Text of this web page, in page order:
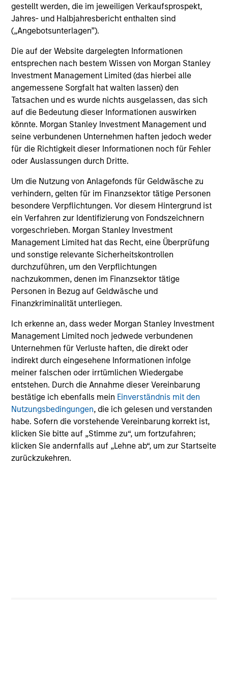
gestellt werden, die im jeweiligen Verkaufsprospekt,
Jahres- und Halbjahresbericht enthalten sind
(„Angebotsunterlagen”).
Die auf der Website dargelegten Informationen
entsprechen nach bestem Wissen von Morgan Stanley
Investment Management Limited (das hierbei alle
angemessene Sorgfalt hat walten lassen) den
Tatsachen und es wurde nichts ausgelassen, das sich
auf die Bedeutung dieser Informationen auswirken
könnte. Morgan Stanley Investment Management und
seine verbundenen Unternehmen haften jedoch weder
für die Richtigkeit dieser Informationen noch für Fehler
oder Auslassungen durch Dritte.
Um die Nutzung von Anlagefonds für Geldwäsche zu
verhindern, gelten für im Finanzsektor tätige Personen
besondere Verpflichtungen. Vor diesem Hintergrund ist
ein Verfahren zur Identifizierung von Fondszeichnern
vorgeschrieben. Morgan Stanley Investment
Management Limited hat das Recht, eine Überprüfung
und sonstige relevante Sicherheitskontrollen
durchzuführen, um den Verpflichtungen
nachzukommen, denen im Finanzsektor tätige
Personen in Bezug auf Geldwäsche und
Finanzkriminalität unterliegen.
Ich erkenne an, dass weder Morgan Stanley Investment
Management Limited noch jedwede verbundenen
Unternehmen für Verluste haften, die direkt oder
indirekt durch eingesehene Informationen infolge
meiner falschen oder irrtümlichen Wiedergabe
entstehen. Durch die Annahme dieser Vereinbarung
bestätige ich ebenfalls mein Einverständnis mit den
Nutzungsbedingungen, die ich gelesen und verstanden
habe. Sofern die vorstehende Vereinbarung korrekt ist,
klicken Sie bitte auf „Stimme zu“, um fortzufahren;
klicken Sie andernfalls auf „Lehne ab“, um zur Startseite
zurückzukehren.
Helena Miles
Vice President
Sora P. Utzinger
Vice President
Scott Adam
Vice President
Investment Professional
Toyosi M. Somoye
Research Analyst
Portfolio Specialists
Jill Ytuarte
Managing Director
Candida de Silva
Managing Director